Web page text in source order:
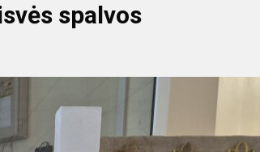
spalvos